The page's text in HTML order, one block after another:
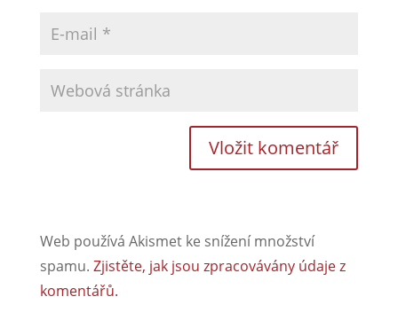
Web používá Akismet ke snížení množství
spamu. Zjistěte, jak jsou zpracovávány údaje z
komentářů.